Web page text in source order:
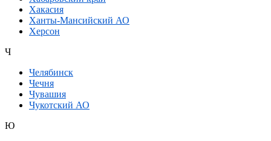
Хакасия
Ханты-Мансийский АО
Херсон
Ч
Челябинск
Чечня
Чувашия
Чукотский АО
Ю